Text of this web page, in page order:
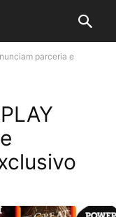
parceria e